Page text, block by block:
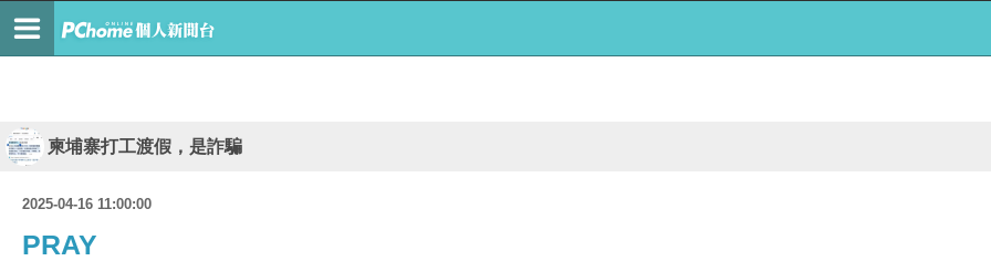
柬埔寨打工渡假，是詐騙
2025-04-16 11:00:00
PRAY